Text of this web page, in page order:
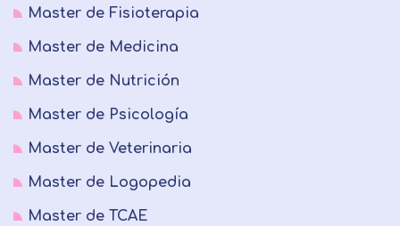
Master de Fisioterapia
Master de Medicina
Master de Nutrición
Master de Psicología
Master de Veterinaria
Master de Logopedia
Master de TCAE